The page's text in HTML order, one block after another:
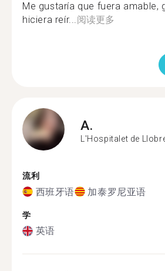
Me gustaría que fuera amable,
hiciera reír...阅读更多
A.
L'Hospitalet de
流利
西班牙语 加泰罗尼亚语
学
英语